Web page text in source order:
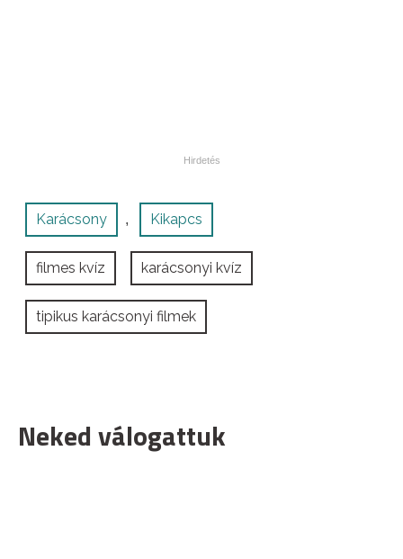
Karácsony , Kikapcs
filmes kvíz karácsonyi kvíz
tipikus karácsonyi filmek
Neked válogattuk